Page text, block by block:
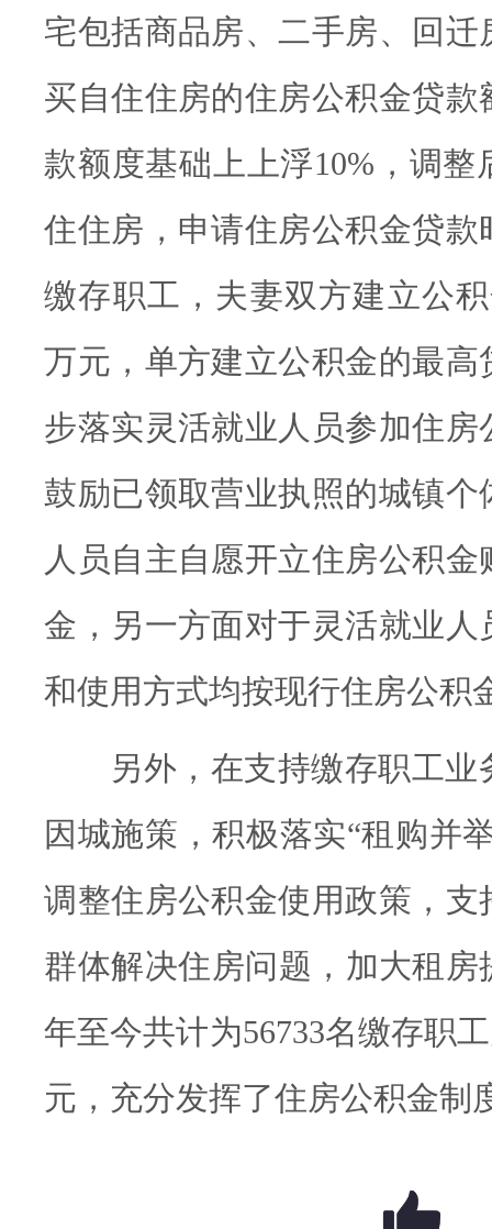
宅包括商品房、二手房、回
买自住住房的住房公积金贷
款额度基础上上浮10%，调
住住房，申请住房公积金贷
缴存职工，夫妻双方建立公
万元，单方建立公积金的最高
步落实灵活就业人员参加住
鼓励已领取营业执照的城镇
人员自主自愿开立住房公积
金，另一方面对于灵活就业
和使用方式均按现行住房公积
另外，在支持缴存职工
因城施策，积极落实“租购并
调整住房公积金使用政策，
群体解决住房问题，加大租房
年至今共计为56733名缴存职
元，充分发挥了住房公积金制